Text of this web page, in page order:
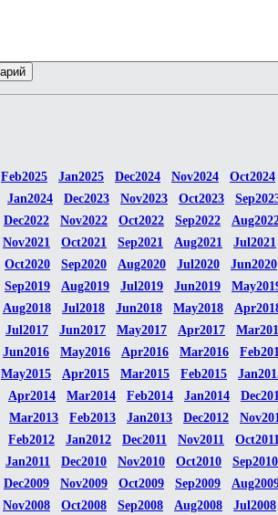
Feb2025 Jan2025 Dec2024 Nov2024
Oct2024
Jan2024 Dec2023 Nov2023 Oct2023
Dec2022 Nov2022 Oct2022 Sep2022
Nov2021 Oct2021 Sep2021 Aug2021
Jul2021
Oct2020 Sep2020 Aug2020 Jul2020
Jun2020
Sep2019 Aug2019 Jul2019 Jun2019
Aug2018 Jul2018 Jun2018 May2018
Jul2017 Jun2017 May2017 Apr2017
Jun2016 May2016 Apr2016 Mar2016
May2015 Apr2015 Mar2015 Feb2015
Apr2014 Mar2014 Feb2014 Jan2014
Mar2013 Feb2013 Jan2013 Dec2012
Feb2012 Jan2012 Dec2011 Nov2011
Jan2011 Dec2010 Nov2010 Oct2010
Sep2010
Dec2009 Nov2009 Oct2009 Sep2009
Nov2008 Oct2008 Sep2008 Aug2008
Jul2008